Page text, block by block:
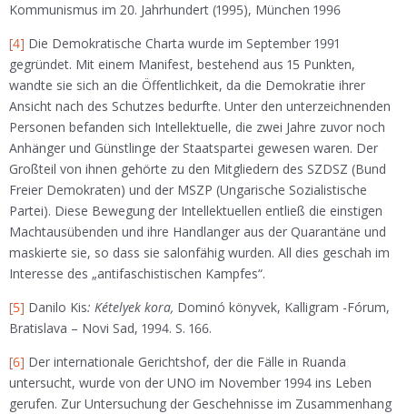
Kommunismus im 20. Jahrhundert (1995), München 1996
[4] Die Demokratische Charta wurde im September 1991
gegründet. Mit einem Manifest, bestehend aus 15 Punkten,
wandte sie sich an die Öffentlichkeit, da die Demokratie ihrer
Ansicht nach des Schutzes bedurfte. Unter den unterzeichnenden
Personen befanden sich Intellektuelle, die zwei Jahre zuvor noch
Anhänger und Günstlinge der Staatspartei gewesen waren. Der
Großteil von ihnen gehörte zu den Mitgliedern des SZDSZ (Bund
Freier Demokraten) und der MSZP (Ungarische Sozialistische
Partei). Diese Bewegung der Intellektuellen entließ die einstigen
Machtausübenden und ihre Handlanger aus der Quarantäne und
maskierte sie, so dass sie salonfähig wurden. All dies geschah im
Interesse des „antifaschistischen Kampfes“.
[5] Danilo Kis: Kételyek kora, Dominó könyvek, Kalligram -Fórum,
Bratislava – Novi Sad, 1994. S. 166.
[6] Der internationale Gerichtshof, der die Fälle in Ruanda
untersucht, wurde von der UNO im November 1994 ins Leben
gerufen. Zur Untersuchung der Geschehnisse im Zusammenhang